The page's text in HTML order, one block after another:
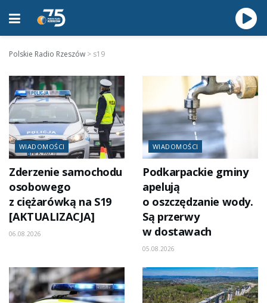
Polskie Radio Rzeszów > s19
WIADOMOŚCI
Zderzenie samochodu
osobowego
z ciężarówką na S19
[AKTUALIZACJA]
06.08.2026
WIADOMOŚCI
Podkarpackie gminy
apelują
o oszczędzanie wody.
Są przerwy
w dostawach
05.08.2026